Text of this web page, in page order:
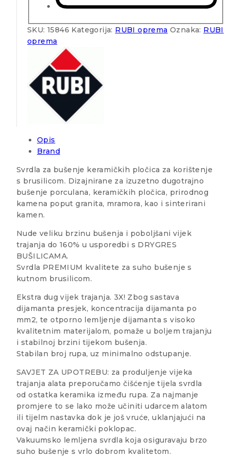
SKU: 15846 Kategorija: RUBI oprema Oznaka: RUBI
oprema
Opis
Brand
Svrdla za bušenje keramičkih pločica za korištenje
s brusilicom. Dizajnirane za izuzetno dugotrajno
bušenje porculana, keramičkih pločica, prirodnog
kamena poput granita, mramora, kao i sinterirani
kamen.
Nude veliku brzinu bušenja i poboljšani vijek
trajanja do 160% u usporedbi s DRYGRES
BUŠILICAMA.
Svrdla PREMIUM kvalitete za suho bušenje s
kutnom brusilicom.
Ekstra dug vijek trajanja. 3X! Zbog sastava
dijamanta presjek, koncentracija dijamanta po
mm2, te otporno lemljenje dijamanta s visoko
kvalitetnim materijalom, pomaže u boljem trajanju
i stabilnoj brzini tijekom bušenja.
Stabilan broj rupa, uz minimalno odstupanje.
SAVJET ZA UPOTREBU: za produljenje vijeka
trajanja alata preporučamo čišćenje tijela svrdla
od ostatka keramika između rupa. Za najmanje
promjere to se lako može učiniti udarcem alatom
ili tijelm nastavka dok je još vruće, uklanjajući na
ovaj način keramički poklopac.
Vakuumsko lemljena svrdla koja osiguravaju brzo
suho bušenje s vrlo dobrom kvalitetom.